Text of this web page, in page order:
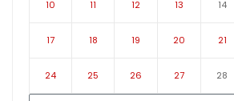
10 11 12 13 14
17 18 19 20 21
24 25 26 27 28